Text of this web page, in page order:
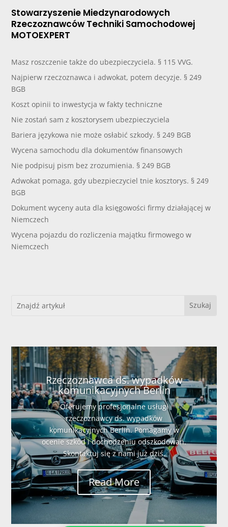
Stowarzyszenie Miedzynarodowych
Rzeczoznawców Techniki Samochodowej
MOTOEXPERT
Masz roszczenie także do ubezpieczyciela. § 115 VVG.
Najpierw rzeczoznawca i adwokat, potem decyzje. § 249
BGB
Koszt opinii to inwestycja w fakty techniczne
Nie zostań sam z kosztorysem ubezpieczyciela
Bariera językowa nie może osłabić szkody. § 249 BGB
Wycena samochodu dla dokumentów finansowych
Nie podpisuj pism bez zrozumienia. § 249 BGB
Adwokat pomaga, gdy ubezpieczyciel tnie kosztorys. § 249
BGB
Dokument wyceny auta dla księgowości firmy działającej w
Niemczech
Wycena pojazdu do rozliczenia majątku firmowego w
Niemczech
Rzeczoznawca ds. wypadków
komunikacyjnych Berlin
Oferujemy profesjonalne usługi
rzeczoznawcy ds. wypadków
komunikacyjnych Berlin. Pomagamy w
ocenie szkód i dochodzeniu odszkodowań.
Skontaktuj się z nami już dziś.
Read More